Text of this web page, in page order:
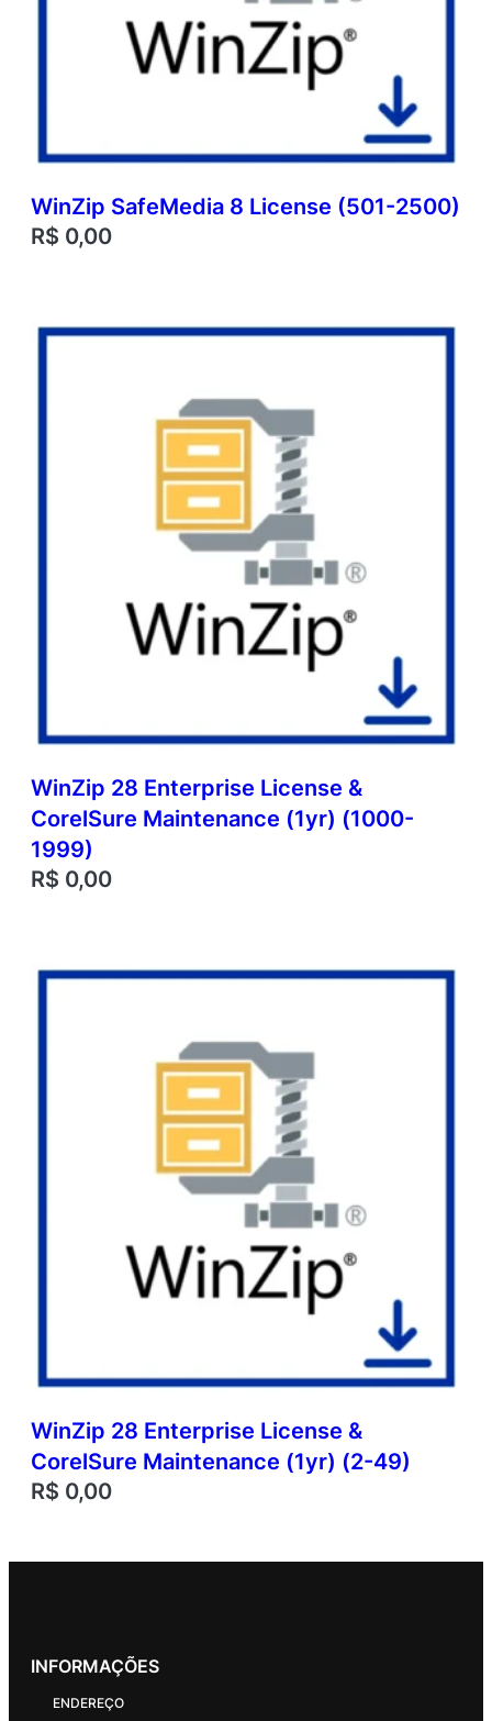
WinZip SafeMedia 8 License (501-2500)
R$ 0,00
WinZip 28 Enterprise License &
CorelSure Maintenance (1yr) (1000-
1999)
R$ 0,00
WinZip 28 Enterprise License &
CorelSure Maintenance (1yr) (2-49)
R$ 0,00
INFORMAÇÕES
ENDEREÇO